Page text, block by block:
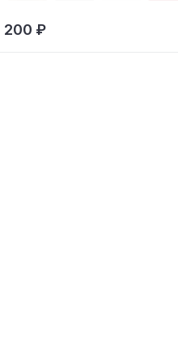
200 ₽